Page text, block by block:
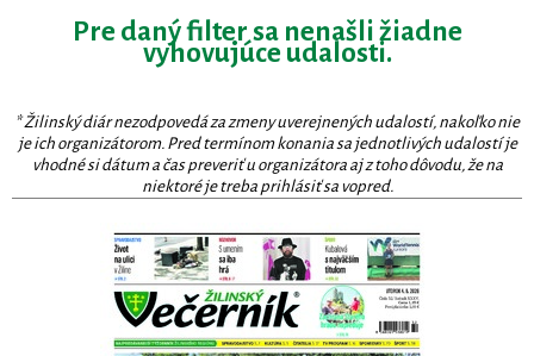
Pre daný filter sa nenašli žiadne
vyhovujúce udalosti.
* Žilinský diár nezodpovedá za zmeny uverejnených udalostí, nakoľko nie
je ich organizátorom. Pred termínom konania sa jednotlivých udalostí je
vhodné si dátum a čas preveriť u organizátora aj z toho dôvodu, že na
niektoré je treba prihlásiť sa vopred.